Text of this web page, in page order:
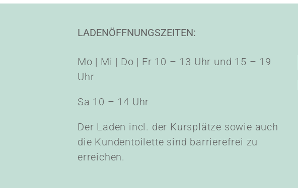
LADENÖFFNUNGSZEITEN:
Mo | Mi | Do | Fr 10 – 13 Uhr und 15 – 19
Uhr
Sa 10 – 14 Uhr
Der Laden incl. der Kursplätze sowie auch
die Kundentoilette sind barrierefrei zu
erreichen.